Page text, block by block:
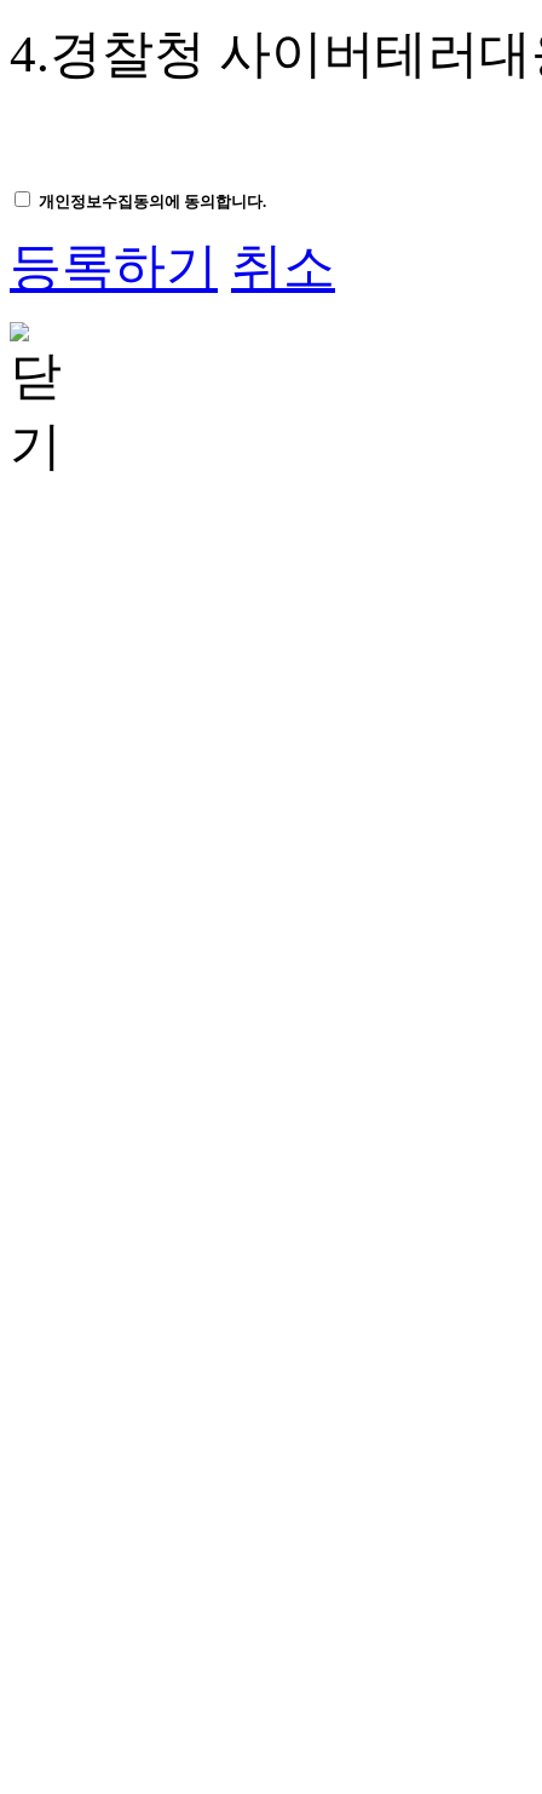
4.경찰청 사이버테러
개인정보수집동의에 동의합니다.
등록하기 취소